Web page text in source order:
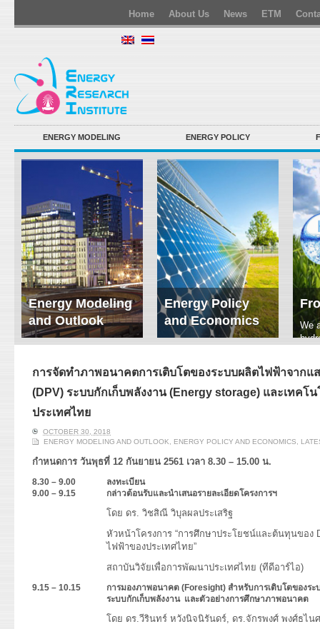
Home About Us News ETM
ENERGY MODELING ENERGY POLICY
Energy Modeling
and Outlook
ERI conducts rigorous
energy supply and
energy-consuming
sectors. Our analyses
have been used for …
Read More
Energy Policy
and Economics
We focus on solar
innovation, solar PV
policy. Two patent-
Read More
We
การจัดทำภาพอนาคตการเติบโตของระบบผลิตไฟฟ้าจากแ
(DPV) ระบบกักเก็บพลังงาน (Energy storage) และเทคโ
ประเทศไทย
OCTOBER 30, 2018
ENERGY MODELING AND OUTLOOK
ENERGY POLICY AND ECONOMICS
กำหนดการ วันพุธที่ 12 กันยายน 2561 เวลา 8.30 – 15.00 น.
8.30 – 9.00
ลงทะเบียน
9.00 – 9.15
กล่าวต้อนรับและนำเสนอรายละเอียดโครงการฯ
โดย ดร. วิชสิณี วิบุลผลประเสริฐ
หัวหน้าโครงการ “การศึกษาประโยชน์และต้นทุนของ
ไฟฟ้าของประเทศไทย”
สถาบันวิจัยเพื่อการพัฒนาประเทศไทย (ทีดีอาร์ไอ)
9.15 – 10.15 การมองภาพอนาคต (Foresight) สำหรับการเติบโตของร
ระบบกักเก็บพลังงาน และตัวอย่างการศึกษาภาพอนาคต
โดย ดร.วีรินทร์ หวังนิจนิรันดร์, ดร.จักรพงศ์ พงศ์ธไ